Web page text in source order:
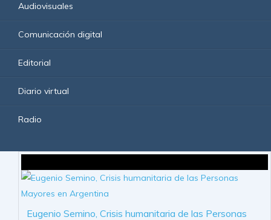
Audiovisuales
Comunicación digital
Editorial
Diario virtual
Radio
Eugenio Semino, Crisis humanitaria de las Personas